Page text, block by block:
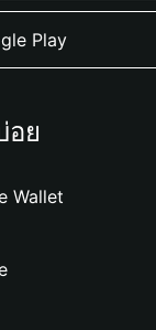
Play
อย
Wallet